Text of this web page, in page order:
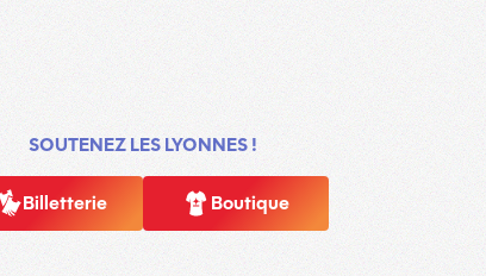
SOUTENEZ LES LYONNES !
Billetterie Boutique